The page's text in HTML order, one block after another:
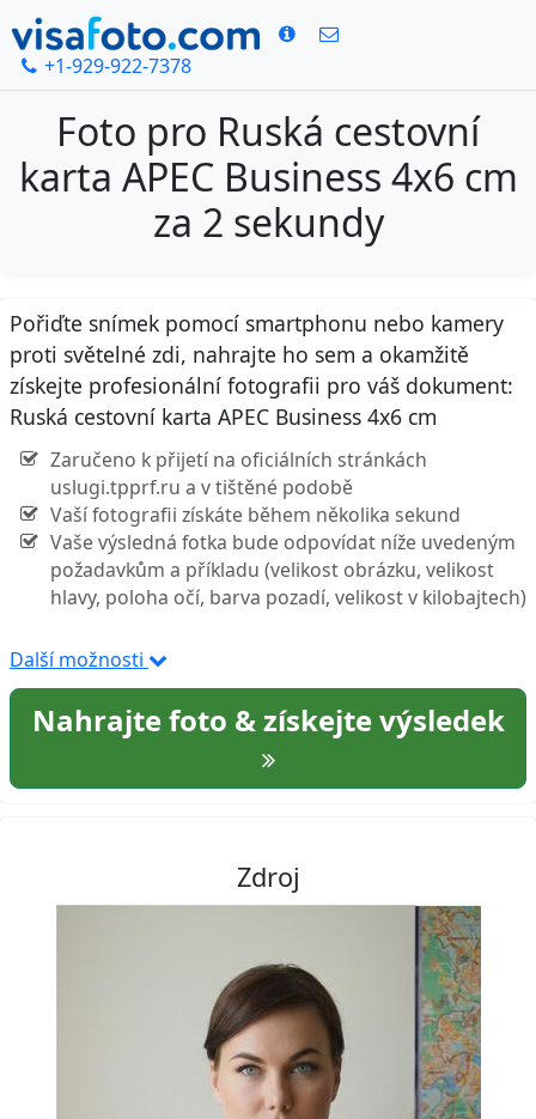
+1-929-922-7378
Foto pro Ruská cestovní
karta APEC Business 4x6 cm
za 2 sekundy
Pořiďte snímek pomocí smartphonu nebo kamery
proti světelné zdi, nahrajte ho sem a okamžitě
získejte profesionální fotografii pro váš dokument:
Ruská cestovní karta APEC Business 4x6 cm
Zaručeno k přijetí na oficiálních stránkách
uslugi.tpprf.ru a v tištěné podobě
Vaší fotografii získáte během několika sekund
Vaše výsledná fotka bude odpovídat níže uvedeným
požadavkům a příkladu (velikost obrázku, velikost
hlavy, poloha očí, barva pozadí, velikost v kilobajtech)
Další možnosti
Nahrajte foto & získejte výsledek
Zdroj